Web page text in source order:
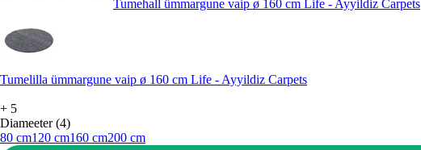
Tumehall ümmargune vaip ø 160 cm Life - Ayyildiz Carpets
Tumelilla ümmargune vaip ø 160 cm Life - Ayyildiz Carpets
+ 5
Diameeter (4)
80 cm120 cm160 cm200 cm